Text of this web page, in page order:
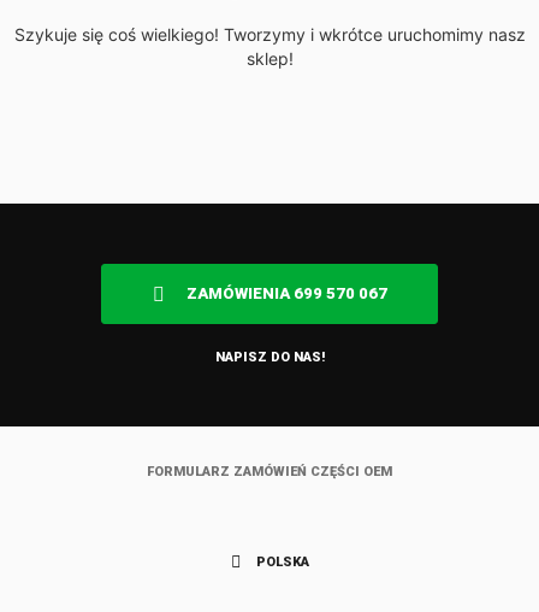
Szykuje się coś wielkiego! Tworzymy i wkrótce uruchomimy nasz
sklep!
ZAMÓWIENIA 699 570 067
NAPISZ DO NAS!
FORMULARZ ZAMÓWIEŃ CZĘŚCI OEM
POLSKA